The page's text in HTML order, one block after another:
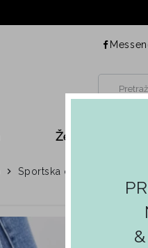
Ženska odjeća
chevron_right Sportska obuća